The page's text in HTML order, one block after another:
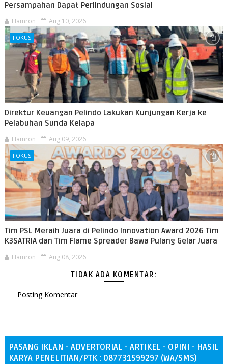
Persampahan Dapat Perlindungan Sosial
Hamron Aug 10, 2026
FOKUS
Direktur Keuangan Pelindo Lakukan Kunjungan Kerja ke
Pelabuhan Sunda Kelapa
Hamron Aug 09, 2026
FOKUS
Tim PSL Meraih Juara di Pelindo Innovation Award 2026 Tim
K3SATRIA dan Tim Flame Spreader Bawa Pulang Gelar Juara
Hamron Aug 08, 2026
TIDAK ADA KOMENTAR:
Posting Komentar
PASANG IKLAN - ADVERTORIAL - ARTIKEL - OPINI - HASIL
KARYA PENELITIAN/PTK : 087731599297 (WA/SMS)